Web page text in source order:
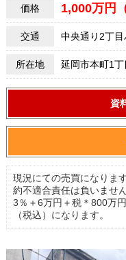
価格 1,000万円
交通 中央通り2丁
所在地 延岡市本町1丁
資
現況にての売買になりま
約不適合責任は負いませ
3％＋6万円＋税＊800万
（税込）になります。